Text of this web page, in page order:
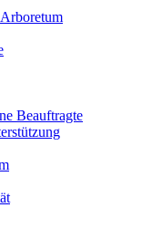
Beauftragte